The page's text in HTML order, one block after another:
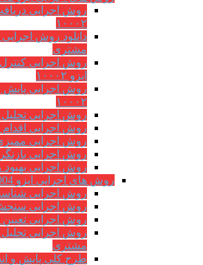
روش اجرایی
۱۰۰۰۲
دانلود روش
مشتری
روش اجرایی
ایزو ۱۰۰۰۲
روش اجرایی پایش و
۱۰۰۰۲
روش اجرایی تحلیل داده
روش اجرایی اقدام
روش اجرایی ممیزی
روش اجرایی بازنگری
روش اجرایی بهبود
روش های اجرایی ایزو 10004
روش اجرایی
روش اجرایی
روش اجرایی
روش اجرایی
مشتری
طرح کلی پایش و